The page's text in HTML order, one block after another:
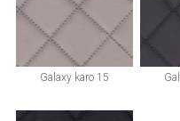
Galaxy karo 15